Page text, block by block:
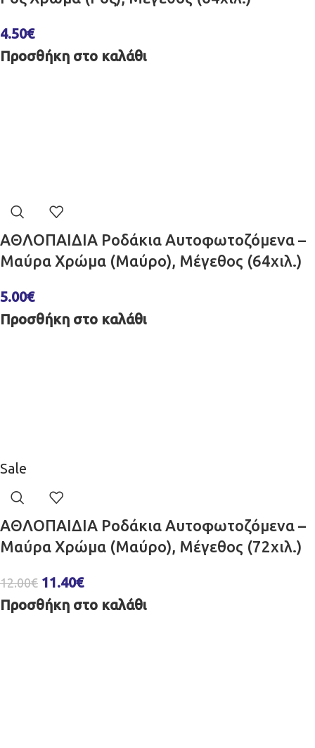
4.50€
Προσθήκη στο καλάθι
ΑΘΛΟΠΑΙΔΙΑ Ροδάκια Αυτοφωτοζόμενα –
Μαύρα Χρώμα (Μαύρο), Μέγεθος (64χιλ.)
5.00€
Προσθήκη στο καλάθι
Sale
ΑΘΛΟΠΑΙΔΙΑ Ροδάκια Αυτοφωτοζόμενα –
Μαύρα Χρώμα (Μαύρο), Μέγεθος (72χιλ.)
12.00€ 11.40€
Προσθήκη στο καλάθι